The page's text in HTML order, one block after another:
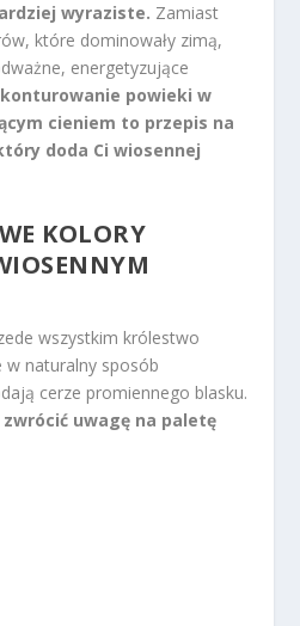
wyraziste. Zamiast
które dominowały zimą,
energetyzujące
powieki w
cieniem to przepis na
doda Ci wiosennej
KOLORY
wszystkim królestwo
w naturalny sposób
cerze promiennego blasku.
uwagę na paletę